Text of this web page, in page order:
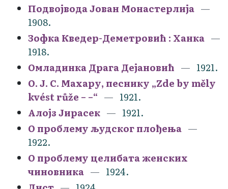
Подвојвода Јован Монастерлија
1908.
Зофка Кведер-Деметровић : Ханка
1918.
Омладинка Драга Дејановић
1921.
О. Ј. С. Махару, песнику „Zde by měly
kvést růže – –“
1921.
Алојз Јирасек
1921.
О проблему људског плођења
1922.
О проблему целибата женских
чиновника
1924.